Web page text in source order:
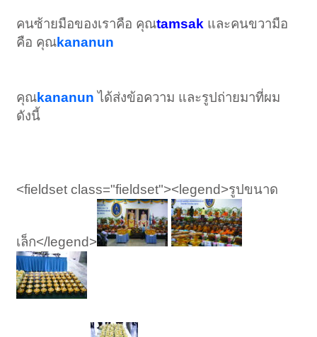
คนซ้ายมือของเราคือ คุณtamsak และคนขวามือ
คือ คุณkananun
คุณkananun ได้ส่งข้อความ และรูปถ่ายมาที่ผม
ดังนี้
<fieldset class="fieldset"><legend>รูปขนาด
เล็ก</legend>